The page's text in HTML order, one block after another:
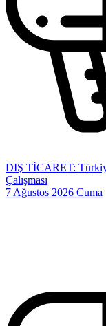
DIŞ TİCARET:
Çalışması
7 Ağustos 2026 Cuma